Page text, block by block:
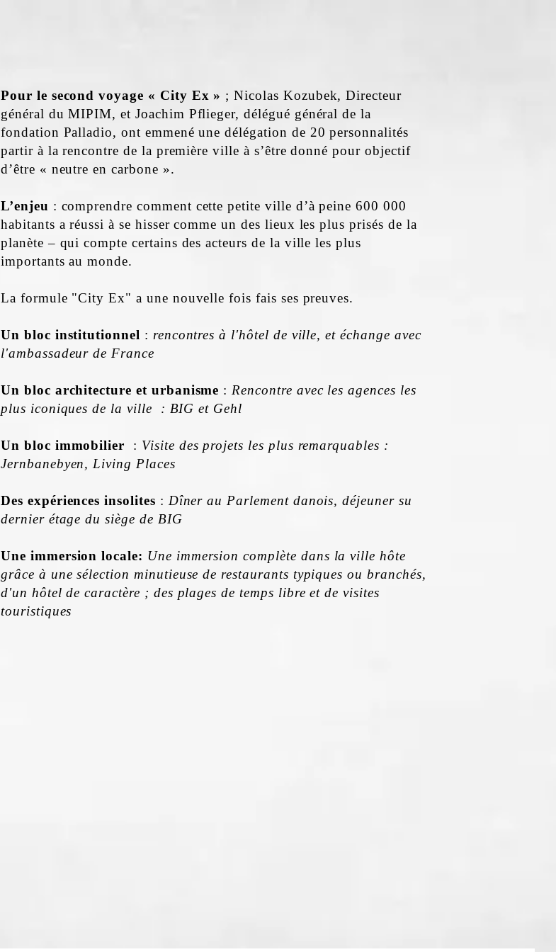
Pour le second voyage « City Ex » ; Nicolas Kozubek, Directeur
général du MIPIM, et Joachim Pflieger, délégué général de la
fondation Palladio, ont emmené une délégation de 20 personnalités
partir à la rencontre de la première ville à s’être donné pour objectif
d’être « neutre en carbone ».
L’enjeu : comprendre comment cette petite ville d’à peine 600 000
habitants a réussi à se hisser comme un des lieux les plus prisés de la
planète – qui compte certains des acteurs de la ville les plus
importants au monde.
La formule "City Ex" a une nouvelle fois fais ses preuves.
Un bloc institutionnel : rencontres à l'hôtel de ville, et échange avec
l'ambassadeur de France
Un bloc architecture et urbanisme : Rencontre avec les agences les
plus iconiques de la ville : BIG et Gehl
Un bloc immobilier : Visite des projets les plus remarquables :
Jernbanebyen, Living Places
Des expériences insolites : Dîner au Parlement danois, déjeuner su
dernier étage du siège de BIG
Une immersion locale: Une immersion complète dans la ville hôte
grâce à une sélection minutieuse de restaurants typiques ou branchés,
d'un hôtel de caractère ; des plages de temps libre et de visites
touristiques